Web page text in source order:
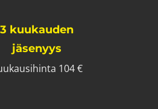
3 kuukauden
jäsenyys
104 €